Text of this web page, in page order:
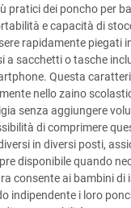
pratici dei poncho per
e capacità di
rapidamente piegati
a sacchetti o tasche
Questa
nello zaino
senza aggiungere
di comprimere
in diversi posti,
disponibile quando
consente ai bambini di
indipendente i loro